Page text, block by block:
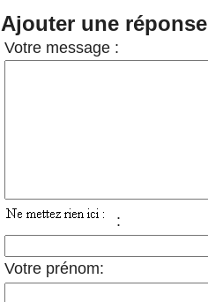
Ajouter une réponse
Votre message :
:
Votre prénom: